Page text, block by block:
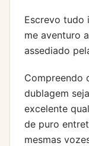
Escrevo tudo
me aventuro
assediado
Compreendo
dublagem
excelente
de puro
mesmas